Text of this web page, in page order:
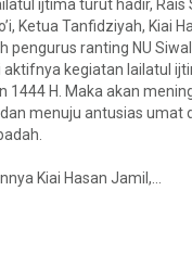
ijtima turut hadir, Rais
Ketua Tanfidziyah, Kiai
pengurus ranting NU
aktifnya kegiatan lailatul
1444 H. Maka akan
menuju antusias umat
Kiai Hasan Jamil,…